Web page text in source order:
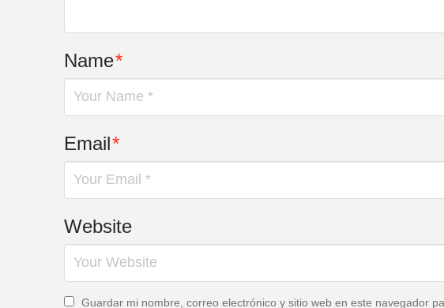
Name*
Email*
Website
Guardar mi nombre, correo electrónico y sitio web en este navegador